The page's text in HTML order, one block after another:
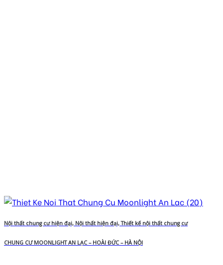
Nội thất chung cư hiện đại, Nội thất hiện đại, Thiết kế nội thất chung cư
CHUNG CƯ MOONLIGHT AN LẠC – HOÀI ĐỨC – HÀ NỘI